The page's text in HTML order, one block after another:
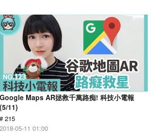
Google Maps AR拯救千萬路痴! 科技小電報
(5/11)
# 215
2018-05-11 01:00